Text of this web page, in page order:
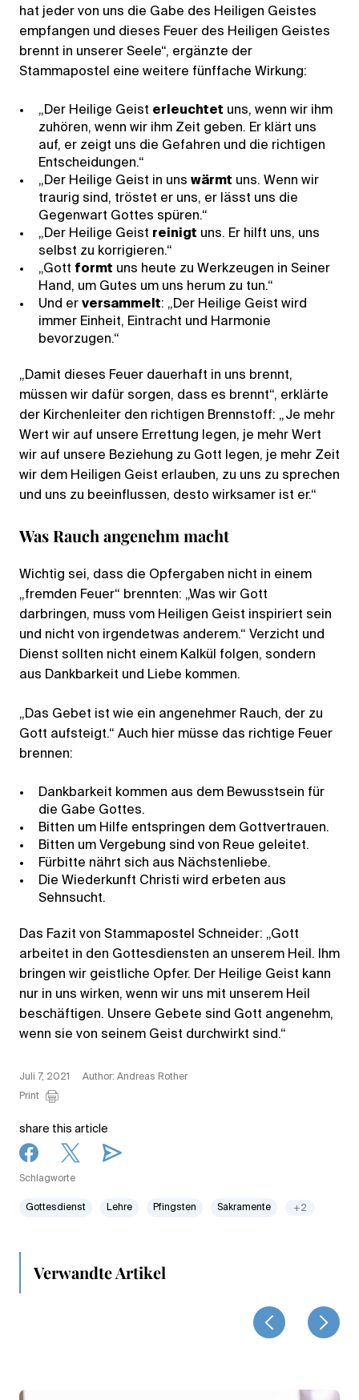
hat jeder von uns die Gabe des Heiligen Geistes
empfangen und dieses Feuer des Heiligen Geistes
brennt in unserer Seele“, ergänzte der
Stammapostel eine weitere fünffache Wirkung:
„Der Heilige Geist erleuchtet uns, wenn wir ihm
zuhören, wenn wir ihm Zeit geben. Er klärt uns
auf, er zeigt uns die Gefahren und die richtigen
Entscheidungen.“
„Der Heilige Geist in uns wärmt uns. Wenn wir
traurig sind, tröstet er uns, er lässt uns die
Gegenwart Gottes spüren.“
„Der Heilige Geist reinigt uns. Er hilft uns, uns
selbst zu korrigieren.“
„Gott formt uns heute zu Werkzeugen in Seiner
Hand, um Gutes um uns herum zu tun.“
Und er versammelt: „Der Heilige Geist wird
immer Einheit, Eintracht und Harmonie
bevorzugen.“
„Damit dieses Feuer dauerhaft in uns brennt,
müssen wir dafür sorgen, dass es brennt“, erklärte
der Kirchenleiter den richtigen Brennstoff: „Je mehr
Wert wir auf unsere Errettung legen, je mehr Wert
wir auf unsere Beziehung zu Gott legen, je mehr Zeit
wir dem Heiligen Geist erlauben, zu uns zu sprechen
und uns zu beeinflussen, desto wirksamer ist er.“
Was Rauch angenehm macht
Wichtig sei, dass die Opfergaben nicht in einem
„fremden Feuer“ brennten: „Was wir Gott
darbringen, muss vom Heiligen Geist inspiriert sein
und nicht von irgendetwas anderem.“ Verzicht und
Dienst sollten nicht einem Kalkül folgen, sondern
aus Dankbarkeit und Liebe kommen.
„Das Gebet ist wie ein angenehmer Rauch, der zu
Gott aufsteigt.“ Auch hier müsse das richtige Feuer
brennen:
Dankbarkeit kommen aus dem Bewusstsein für
die Gabe Gottes.
Bitten um Hilfe entspringen dem Gottvertrauen.
Bitten um Vergebung sind von Reue geleitet.
Fürbitte nährt sich aus Nächstenliebe.
Die Wiederkunft Christi wird erbeten aus
Sehnsucht.
Das Fazit von Stammapostel Schneider: „Gott
arbeitet in den Gottesdiensten an unserem Heil. Ihm
bringen wir geistliche Opfer. Der Heilige Geist kann
nur in uns wirken, wenn wir uns mit unserem Heil
beschäftigen. Unsere Gebete sind Gott angenehm,
wenn sie von seinem Geist durchwirkt sind.“
Juli 7, 2021
Author: Andreas Rother
Print
share this article
Schlagworte
Gottesdienst Lehre Pfingsten Sakramente +2
Verwandte Artikel